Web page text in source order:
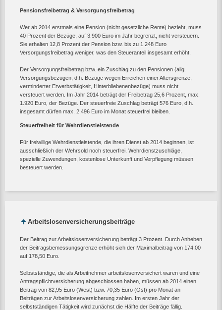
Pensionsfreibetrag & Versorgungsfreibetrag
Wer ab 2014 erstmals eine Pension (nicht gesetzliche Rente) bezieht, muss
40 Prozent der Bezüge, auf 3.900 Euro im Jahr begrenzt, nicht versteuern.
Sie erhalten 12,8 Prozent der Pension bzw. bis zu 1.248 Euro
Versorgungsfreibetrag weniger, was den Steueranteil insgesamt erhöht.
Der Versorgungsfreibetrag bzw. ein Zuschlag zu den Pensionen (allg.
Versorgungsbezügen, d.h. Bezüge wegen Erreichen einer Altersgrenze,
verminderter Erwerbstätigkeit, Hinterbliebenenbezüge) muss nicht
versteuert werden. Im Jahr 2014 beträgt der Freibetrag 25,6 Prozent, max.
1.920 Euro, der Bezüge. Der steuerfreie Zuschlag beträgt 576 Euro, d.h.
insgesamt dürfen max. 2.496 Euro im Monat steuerfrei bleiben.
Steuerfreiheit für Wehrdienstleistende
Für freiwillige Wehrdienstleistende, die ihren Dienst ab 2014 beginnen, ist
ausschließlich der Wehrsold noch steuerfrei. Wehrdienstzuschläge,
spezielle Zuwendungen, kostenlose Unterkunft und Verpflegung müssen
besteuert werden.
Arbeitslosenversicherungsbeiträge
Der Beitrag zur Arbeitslosenversicherung beträgt 3 Prozent. Durch Anheben
der Beitragsbemessungsgrenze erhöht sich der Maximalbeitrag von 174,00
auf 178,50 Euro.
Selbstständige, die als Arbeitnehmer arbeitslosenversichert waren und eine
Antragspflichtversicherung abgeschlossen haben, müssen ab 2014 einen
Beitrag von 82,95 Euro (West) bzw. 70,35 Euro (Ost) pro Monat an
Beiträgen zur Arbeitslosenversicherung zahlen. Im ersten Jahr der
selbstständigen Tätigkeit wird zunächst die Hälfte der Beiträge fällig.